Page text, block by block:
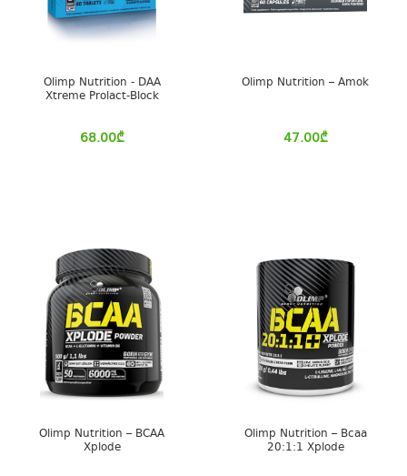
Olimp Nutrition - DAA
Xtreme Prolact-Block
68.00₾
Olimp Nutrition – Amok
47.00₾
Olimp Nutrition – BCAA
Xplode
Olimp Nutrition – Bcaa
20:1:1 Xplode